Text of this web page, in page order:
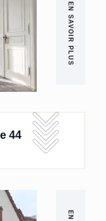
EN SAVOIR PLUS
44